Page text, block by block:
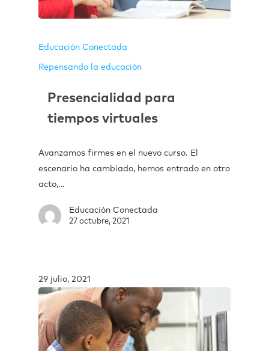
Educación Conectada
Repensando la educación
Presencialidad para
tiempos virtuales
Avanzamos firmes en el nuevo curso. El
escenario ha cambiado, hemos entrado en otro
acto,…
Educación Conectada
27 octubre, 2021
29 julio, 2021